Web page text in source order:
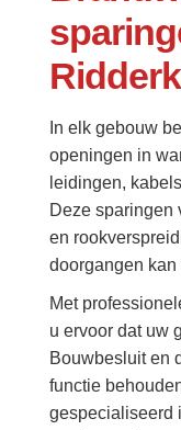
In elk gebouw
openingen in
leidingen,
Deze sparingen
en
doorgangen kan
Met
u ervoor dat uw
Bouwbesluit en
functie
gespecialiseerd